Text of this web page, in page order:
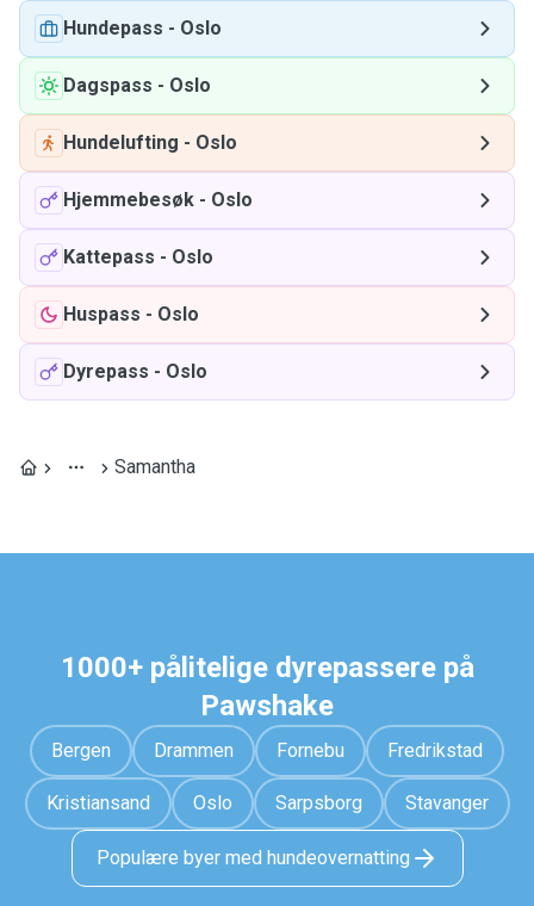
Hundepass - Oslo
Dagspass - Oslo
Hundelufting - Oslo
Hjemmebesøk - Oslo
Kattepass - Oslo
Huspass - Oslo
Dyrepass - Oslo
Samantha
1000+ pålitelige dyrepassere på
Pawshake
Bergen Drammen Fornebu Fredrikstad
Kristiansand Oslo Sarpsborg Stavanger
Populære byer med hundeovernatting